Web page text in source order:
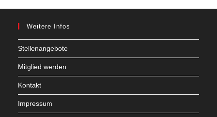
Weitere Infos
Stellenangebote
Mitglied werden
Kontakt
Impressum